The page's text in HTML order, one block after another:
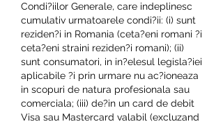
Condi?iilor Generale, care indeplinesc
cumulativ urmatoarele condi?ii: (i) sunt
reziden?i in Romania (ceta?eni romani ?i
ceta?eni straini reziden?i romani); (ii)
sunt consumatori, in in?elesul legisla?iei
aplicabile ?i prin urmare nu ac?ioneaza
in scopuri de natura profesionala sau
comerciala; (iii) de?in un card de debit
Visa sau Mastercard valabil (excluzand